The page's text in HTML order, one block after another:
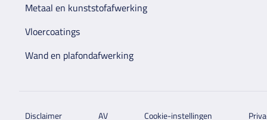
Metaal en kunststofafwerking
Vloercoatings
Wand en plafondafwerking
Disclaimer AV Cookie-instellingen